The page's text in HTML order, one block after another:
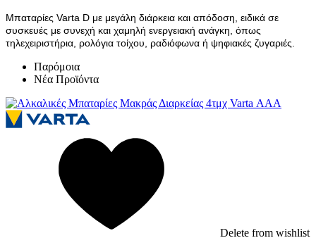
Μπαταρίες Varta D με μεγάλη διάρκεια και απόδοση, ειδικά σε
συσκευές με συνεχή και χαμηλή ενεργειακή ανάγκη, όπως
τηλεχειριστήρια, ρολόγια τοίχου, ραδιόφωνα ή ψηφιακές ζυγαριές.
Παρόμοια
Νέα Προϊόντα
Delete from wishlist